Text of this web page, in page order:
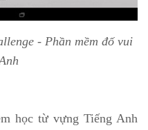
- Phần mềm đố vui
học từ vựng Tiếng Anh